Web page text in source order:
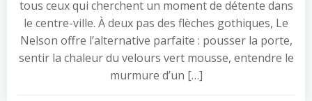
tous ceux qui cherchent un moment de détente dans
le centre-ville. À deux pas des flèches gothiques, Le
Nelson offre l’alternative parfaite : pousser la porte,
sentir la chaleur du velours vert mousse, entendre le
murmure d’un […]